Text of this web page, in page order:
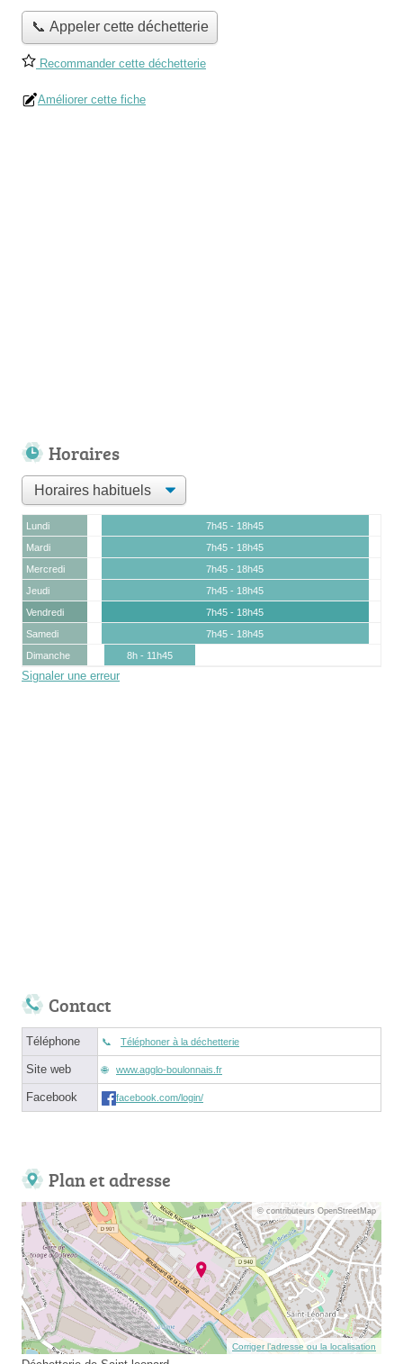
📞 Appeler cette déchetterie
Recommander cette déchetterie
Améliorer cette fiche
Horaires
Lundi
7h45 - 18h45
Mardi
7h45 - 18h45
Mercredi
7h45 - 18h45
Jeudi
7h45 - 18h45
Vendredi
7h45 - 18h45
Samedi
7h45 - 18h45
Dimanche
8h - 11h45
Signaler une erreur
Contact
Téléphone Téléphoner à la déchetterie
Site web www.agglo-boulonnais.fr
Facebook facebook.com/login/
Plan et adresse
© contributeurs OpenStreetMap
Corriger l’adresse ou la localisation